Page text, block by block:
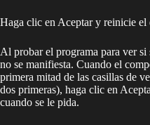
Haga clic en Aceptar y reinicie el
Al probar el programa para ver
no se manifiesta. Cuando el
primera mitad de las casillas de
dos primeras), haga clic en
cuando se le pida.